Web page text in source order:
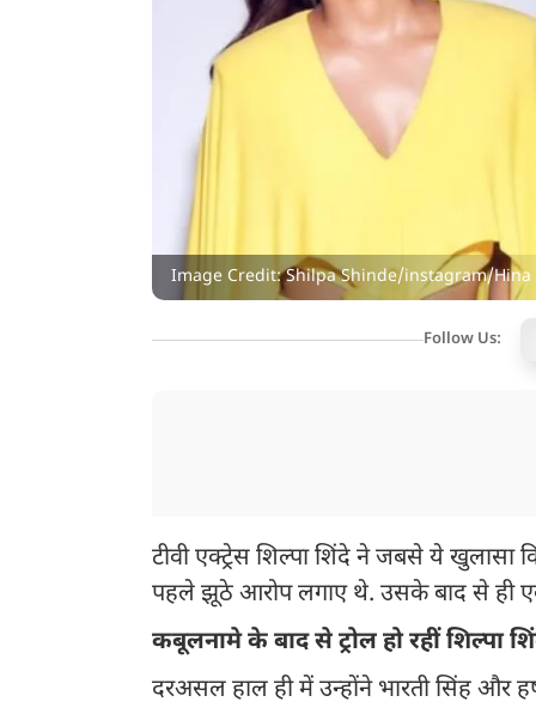
Image Credit: Shilpa Shinde/instagram/
Follow Us:
टीवी एक्ट्रेस शिल्पा शिंदे ने जबसे ये खुलासा
पहले झूठे आरोप लगाए थे. उसके बाद से ही
कबूलनामे के बाद से ट्रोल हो रहीं शिल्पा
दरअसल हाल ही में उन्होंने भारती सिंह और